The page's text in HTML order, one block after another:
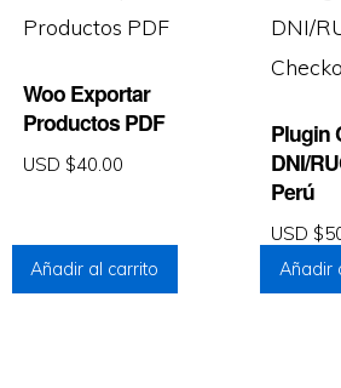
Woo Exportar
Productos PDF
USD $40.00
Añadir al carrito
Plugin
DNI/
Perú
USD $
Añadir